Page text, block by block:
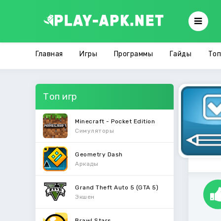
Главная Игры Программы Гайды
Топ игр
Minecraft - Pocket Edition
Симуляторы
Geometry Dash
Аркады
Grand Theft Auto 5 (GTA 5)
Экшен